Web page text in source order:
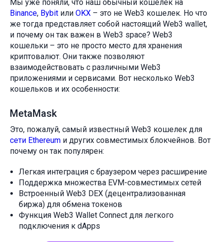
Мы уже поняли, что наш обычный кошелек на
Binance, Bybit или OKX – это не Web3 кошелек. Но что
же тогда представляет собой настоящий Web3 wallet,
и почему он так важен в Web3 space? Web3
кошельки – это не просто место для хранения
криптовалют. Они также позволяют
взаимодействовать с различными Web3
приложениями и сервисами. Вот несколько Web3
кошельков и их особенности:
MetaMask
Это, пожалуй, самый известный Web3 кошелек для
сети Ethereum и других совместимых блокчейнов. Вот
почему он так популярен:
Легкая интеграция с браузером через расширение
Поддержка множества EVM-совместимых сетей
Встроенный Web3 DEX (децентрализованная
биржа) для обмена токенов
Функция Web3 Wallet Connect для легкого
подключения к dApps